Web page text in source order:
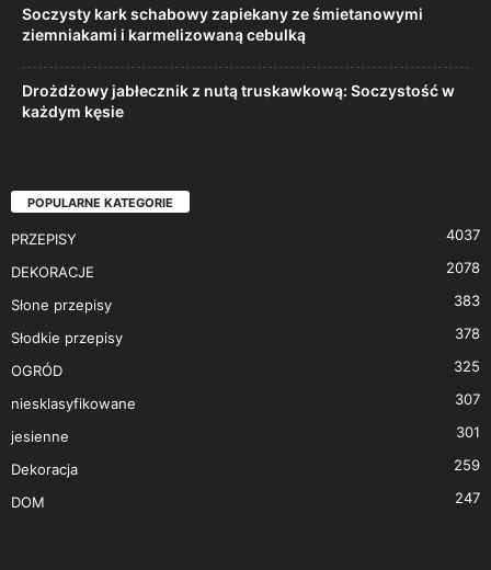
Soczysty kark schabowy zapiekany ze śmietanowymi
ziemniakami i karmelizowaną cebulką
Drożdżowy jabłecznik z nutą truskawkową: Soczystość w
każdym kęsie
POPULARNE KATEGORIE
PRZEPISY 4037
DEKORACJE 2078
Słone przepisy 383
Słodkie przepisy 378
OGRÓD 325
niesklasyfikowane 307
jesienne 301
Dekoracja 259
DOM 247